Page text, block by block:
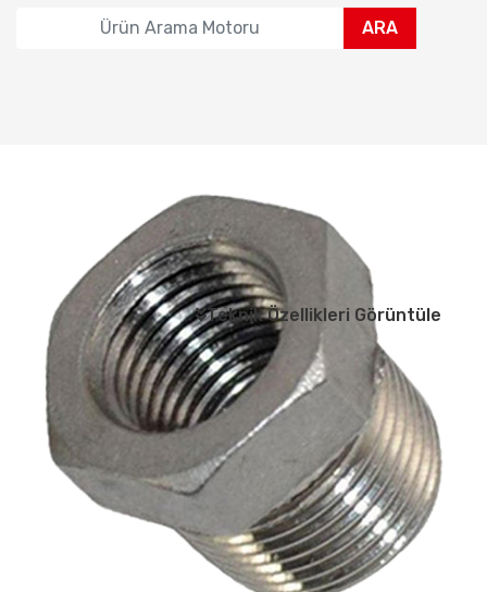
Teknik Özellikleri Görüntüle
ARA